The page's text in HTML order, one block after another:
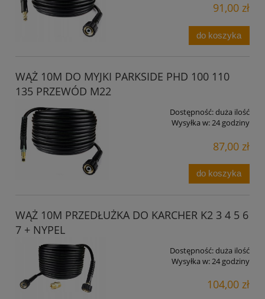
91,00 zł
do koszyka
WĄŻ 10M DO MYJKI PARKSIDE PHD 100 110
135 PRZEWÓD M22
Dostępność:duża ilość
Wysyłka w:24 godziny
87,00 zł
do koszyka
WĄŻ 10M PRZEDŁUŻKA DO KARCHER K2 3 4 5 6
7 + NYPEL
Dostępność:duża ilość
Wysyłka w: 24 godziny
104,00 zł